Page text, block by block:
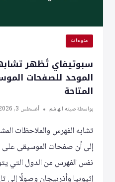
منوعات
سبوتيفاي تُظهر
الموحد للصفحات
المتاحة
بواسطةصيته الهاشم أغسطس 3, 2026
تشابه الفهرس والملاحظات
إلى أن صفحات الموسيقى
نفس الفهرس من الدول التي
إثيوبيا وأذربيجان وصولًا